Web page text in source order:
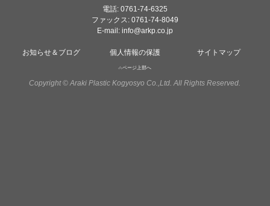
電話: 0761-74-6325
ファックス: 0761-74-8049
E-mail: info@arkp.co.jp
お知らせ＆ブログ 個人情報の保護 サイトマップ
ページ上部へ
Copyright © Araki Plastic Kogyosyo Co.,Ltd. All Rights Reserved.